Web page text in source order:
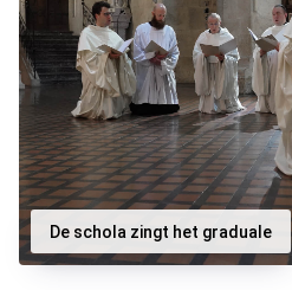
De schola zingt het graduale